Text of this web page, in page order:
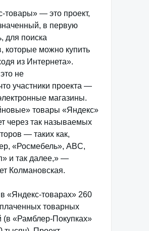
товары» — это проект,
в первую
для поиска
которые можно купить
из Интернета».
не
участники проекта —
магазины.
товары «Яндекс»
через так называемых
— таких как,
«Росмебель», ABC,
и так далее,» —
Колмановская.
«Яндекс-товарах» 260
товарных
(в «Рамблер-Покупках»